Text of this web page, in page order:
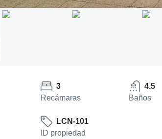
3
Recámaras
4.5
Baños
LCN-101
ID propiedad